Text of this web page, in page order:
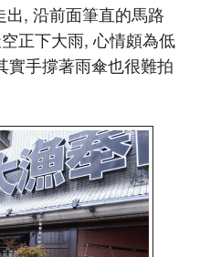
, 沿前面筆直的馬路
正下大雨, 心情頗為低
實手撐著雨傘也很難拍